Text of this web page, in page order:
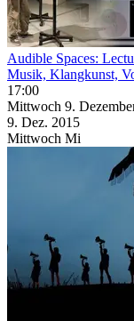
Audible Spaces:
Musik, Klangkunst,
17:00
Mittwoch 9.
9. Dez. 2015
Mittwoch Mi